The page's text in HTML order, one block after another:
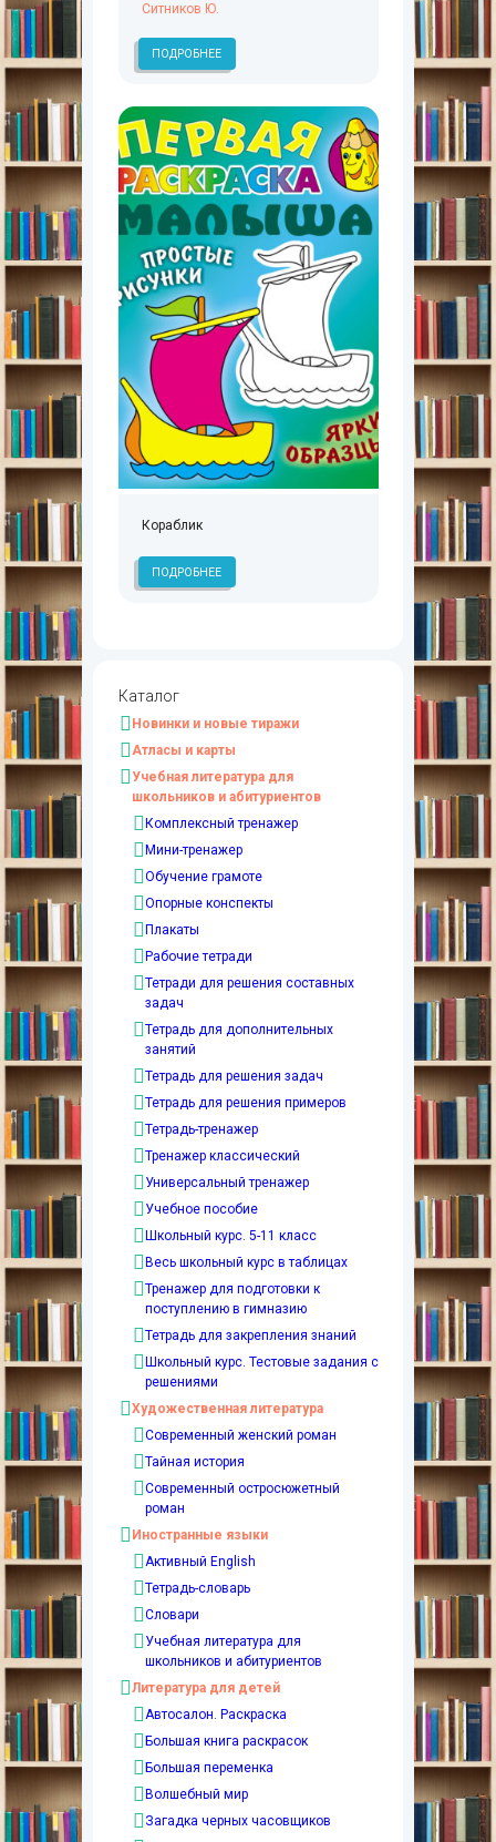
Ситников Ю.
ПОДРОБНЕЕ
Кораблик
ПОДРОБНЕЕ
Каталог
Новинки и новые тиражи
Атласы и карты
Учебная литература для
школьников и абитуриентов
Комплексный тренажер
Мини-тренажер
Обучение грамоте
Опорные конспекты
Плакаты
Рабочие тетради
Тетради для решения составных
задач
Тетрадь для дополнительных
занятий
Тетрадь для решения задач
Тетрадь для решения примеров
Тетрадь-тренажер
Тренажер классический
Универсальный тренажер
Учебное пособие
Школьный курс. 5-11 класс
Весь школьный курс в таблицах
Тренажер для подготовки к
поступлению в гимназию
Тетрадь для закрепления знаний
Школьный курс. Тестовые задания с
решениями
Художественная литература
Современный женский роман
Тайная история
Современный остросюжетный
роман
Иностранные языки
Активный English
Тетрадь-словарь
Словари
Учебная литература для
школьников и абитуриентов
Литература для детей
Автосалон. Раскраска
Большая книга раскрасок
Большая переменка
Волшебный мир
Загадка черных часовщиков